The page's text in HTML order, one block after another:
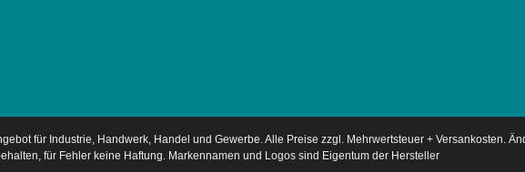
für Industrie, Handwerk, Handel und Gewerbe. Alle Preise zzgl. Mehrwertsteuer + Versankosten.
für Fehler keine Haftung. Markennamen und Logos sind Eigentum der Hersteller